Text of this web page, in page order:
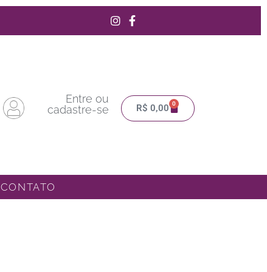
Entre ou
cadastre-se
R$ 0,00 0
Carrinho
CONTATO